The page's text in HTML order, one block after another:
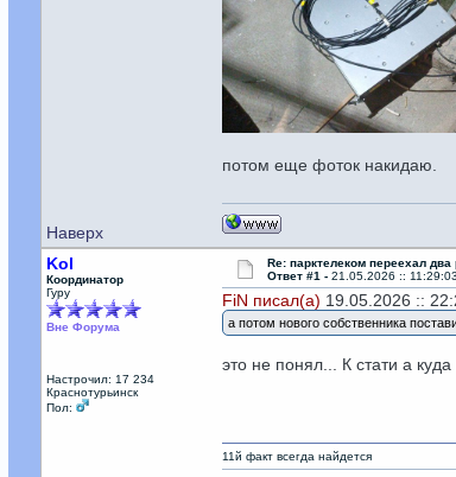
потом еще фоток накидаю.
Наверх
Kol
Координатор
Гуру
Вне Форума
Настрочил: 17 234
Краснотурьинск
Пол:
Re: парктелеком переехал два
Ответ #1 - 21.05.2026 :: 11:29:03
FiN писал(а) 19.05.2026 ::
а потом нового собственника
это не понял... К стати а
11й факт всегда найдется